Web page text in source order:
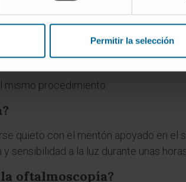
Permitir la selección
), "pequeño", y σκοπεῖν ( skopeîn
así porque explora tejidos vivos del
con lámpara de
mismo procedimiento.
quieto con el mentón apoyado en el
sensibilidad a la luz durante unas
oftalmoscopía?